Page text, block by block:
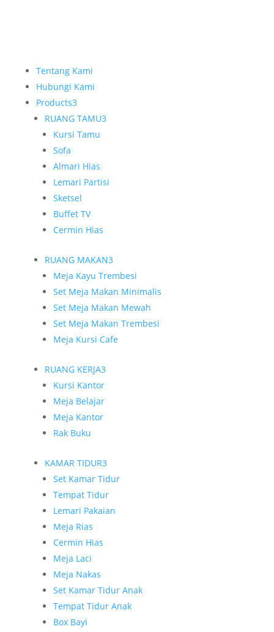
Tentang Kami
Hubungi Kami
Products3
RUANG TAMU3
Kursi Tamu
Sofa
Almari Hias
Lemari Partisi
Sketsel
Buffet TV
Cermin Hias
RUANG MAKAN3
Meja Kayu Trembesi
Set Meja Makan Minimalis
Set Meja Makan Mewah
Set Meja Makan Trembesi
Meja Kursi Cafe
RUANG KERJA3
Kursi Kantor
Meja Belajar
Meja Kantor
Rak Buku
KAMAR TIDUR3
Set Kamar Tidur
Tempat Tidur
Lemari Pakaian
Meja Rias
Cermin Hias
Meja Laci
Meja Nakas
Set Kamar Tidur Anak
Tempat Tidur Anak
Box Bayi